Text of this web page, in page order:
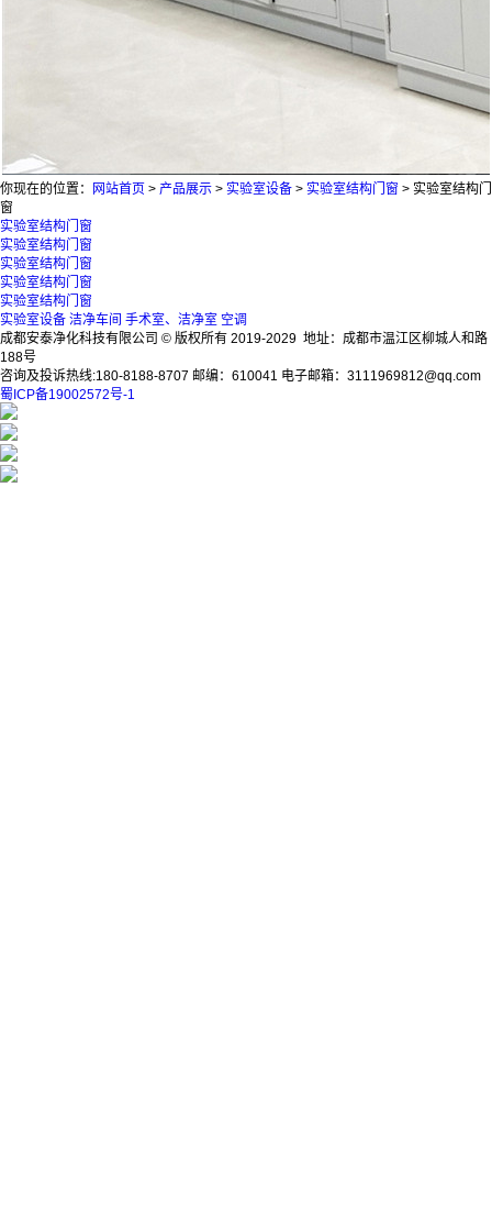
你现在的位置： 网站首页 > 产品展示 > 实验室设备 > 实验室结构门窗 > 实验室结构门
窗
实验室结构门窗
实验室结构门窗
实验室结构门窗
实验室结构门窗
实验室结构门窗
实验室设备 洁净车间 手术室、洁净室 空调
成都安泰净化科技有限公司 © 版权所有 2019-2029 地址：成都市温江区柳城人和路
188号
咨询及投诉热线:180-8188-8707 邮编：610041 电子邮箱：3111969812@qq.com
蜀ICP备19002572号-1